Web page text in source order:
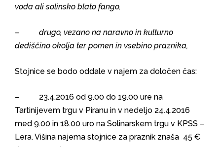
voda ali solinsko blato fango,
– drugo, vezano na naravno in kulturno
dediščino okolja ter pomen in vsebino praznika,
Stojnice se bodo oddale v najem za določen čas:
– 23.4.2016 od 9.00 do 19.00 ure na
Tartinijevem trgu v Piranu in v nedeljo 24.4.2016
med 9.00 in 18.00 uro na Solinarskem trgu v KPSS –
Lera. Višina najema stojnice za praznik znaša 45 €